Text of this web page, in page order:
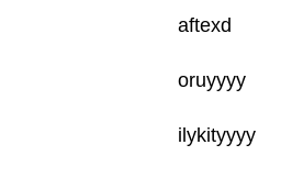
aftexd
oruyyyy
ilykityyyy